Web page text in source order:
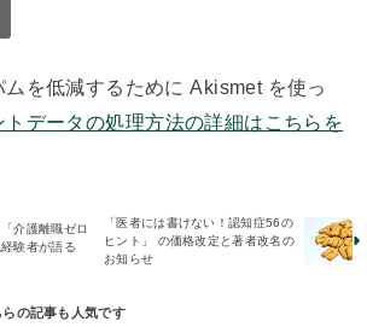
ムを低減するために Akismet を使っ
トデータの処理方法の詳細はこちらを
介護離職ゼロ
験者が語る
「医者には書けない！認知症56の
ヒント」 の価格改定と著者改名の
お知らせ